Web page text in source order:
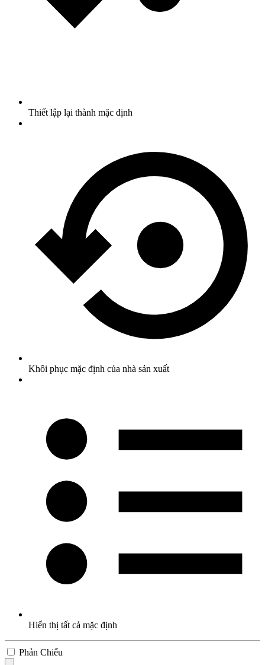
Thiết lập lại thành mặc định
Khôi phục mặc định của nhà sản xuất
Hiển thị tất cả mặc định
Phản Chiếu